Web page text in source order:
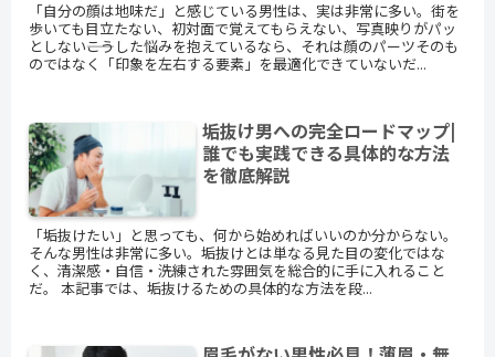
「自分の顔は地味だ」と感じている男性は、実は非常に多い。街を
歩いても目立たない、初対面で覚えてもらえない、写真映りがパッ
としない――こうした悩みを抱えているなら、それは顔のパーツそのも
のではなく「印象を左右する要素」を最適化できていないだ...
垢抜け男への完全ロードマップ|
誰でも実践できる具体的な方法
を徹底解説
「垢抜けたい」と思っても、何から始めればいいのか分からない。
そんな男性は非常に多い。垢抜けとは単なる見た目の変化ではな
く、清潔感・自信・洗練された雰囲気を総合的に手に入れること
だ。 本記事では、垢抜けるための具体的な方法を段...